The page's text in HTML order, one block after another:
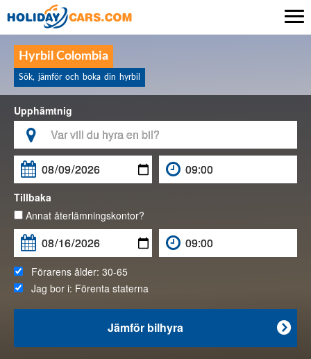
Hyrbil Colombia
Sök, jämför och boka din hyrbil
Upphämtnig


Tillbaka
Annat återlämningskontor?
Förarens ålder: 30-65
Jag bor i: Förenta staterna

Jämför bilhyra